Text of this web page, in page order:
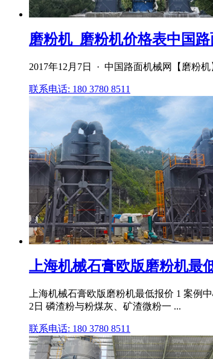
磨粉机_磨粉机价格表中国路
2017年12月7日 · 中国路面机械网【磨粉
联系电话: 180 3780 8511
上海机械石膏欧版磨粉机最
上海机械石膏欧版磨粉机最低报价 1 案例
2日 磷渣粉与粉煤灰、矿渣微粉一 ...
联系电话: 180 3780 8511